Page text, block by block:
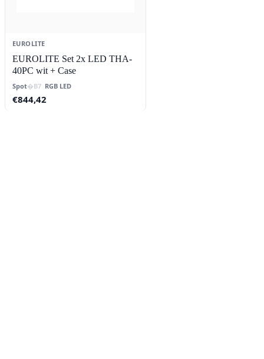
EUROLITE
EUROLITE Set 2x LED THA-
40PC wit + Case
Spot RGB LED
€844,42